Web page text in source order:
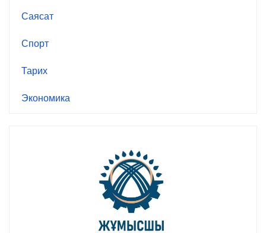
Саясат
Спорт
Тарих
Экономика